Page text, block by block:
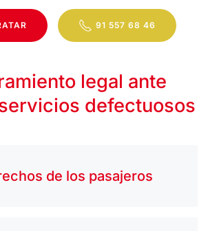
91 557 68 46
legal ante
defectuosos
de los pasajeros